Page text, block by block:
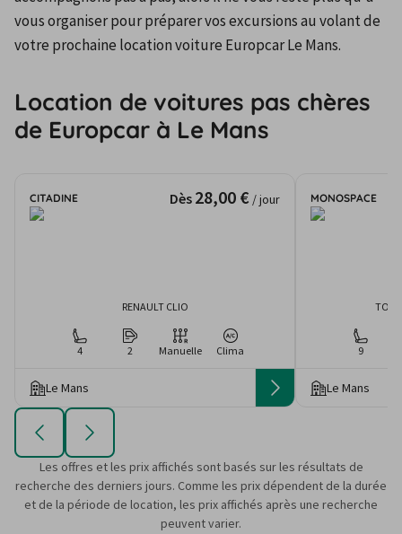
vous organiser pour préparer vos excursions au volant de
votre prochaine location voiture Europcar Le Mans.
Location de voitures pas chères
de Europcar à Le Mans
CITADINE Dès 28,00 € / jour
RENAULT CLIO
4 2 Manuelle Clima
Le Mans
MONOSPACE
9
Le Mans
Les offres et les prix affichés sont basés sur les résultats de
recherche des derniers jours. Comme les prix dépendent de la durée
et de la période de location, les prix affichés après une recherche
peuvent varier.